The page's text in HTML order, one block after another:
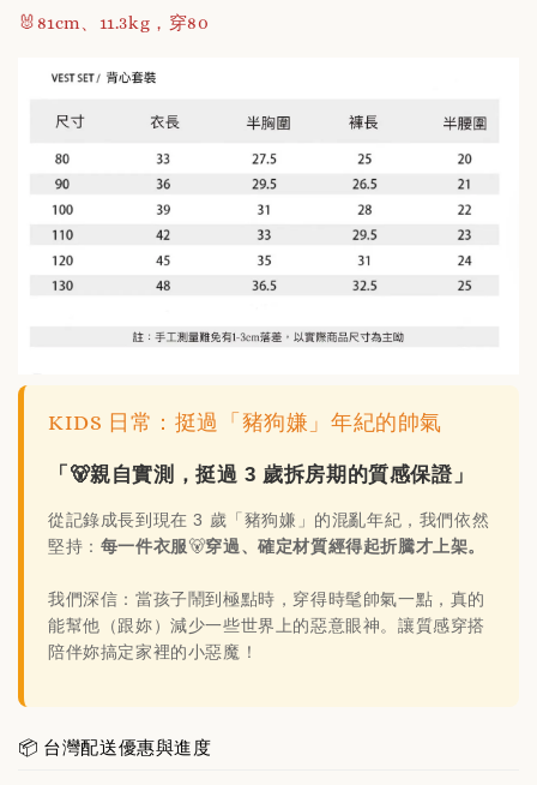
NT$ 180
瀏覽全部
mont-bell方格紋五
分割帽(購買🐻家任一
商品即可折價$200)
NT$ 980
NT$ 1,180
- +
割帽(購買🐻家任一
商品即可折價$200)
NT$ 880
🐰81cm、11.3kg，穿80
KIDS 日常：挺過「豬狗嫌」年紀的帥氣
「🐻親自實測，挺過 3 歲拆房期的質感保證」
從記錄成長到現在 3 歲「豬狗嫌」的混亂年紀，我們依然
堅持： 每一件衣服🐻穿過、確定材質經得起折騰才上架。
我們深信：當孩子鬧到極點時，穿得時髦帥氣一點，真的
能幫他（跟妳）減少一些世界上的惡意眼神。讓質感穿搭
陪伴妳搞定家裡的小惡魔！
📦 台灣配送優惠與進度